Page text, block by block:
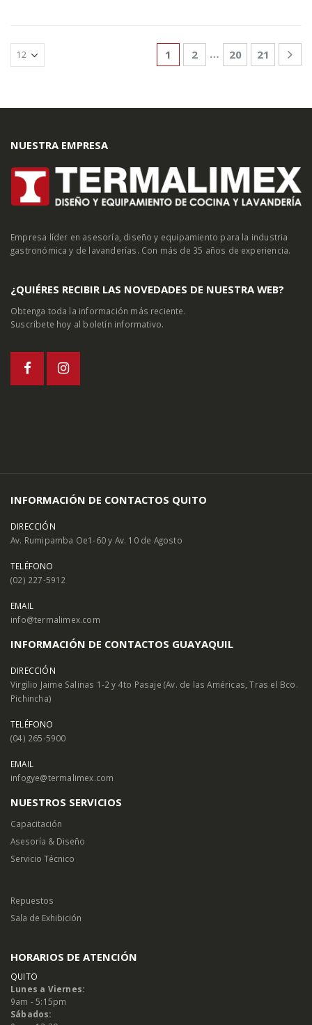
1 2 … 20 21
NUESTRA EMPRESA
Empresa líder en asesoría, diseño y equipamiento para la industria
gastronómica y de lavanderías. Con más de 35 años de experiencia.
¿QUIÉRES RECIBIR LAS NOVEDADES DE NUESTRA WEB?
Obtenga toda la información más reciente.
Suscríbete hoy al boletín informativo.
INFORMACIÓN DE CONTACTOS QUITO
DIRECCIÓN
Av. Rumipamba Oe1-60 y Av. 10 de Agosto
TELÉFONO
(02) 227-5912
EMAIL
info@termalimex.com
INFORMACIÓN DE CONTACTOS GUAYAQUIL
DIRECCIÓN
Virgilio Jaime Salinas 1-2 y 4to Pasaje (Av. de las Américas, Tras el Bco.
Pichincha)
TELÉFONO
(04) 265-5900
EMAIL
infogye@termalimex.com
NUESTROS SERVICIOS
Capacitación
Asesoría & Diseño
Servicio Técnico
Repuestos
Sala de Exhibición
HORARIOS DE ATENCIÓN
QUITO
Lunes a Viernes:
9am - 5:15pm
Sábados: